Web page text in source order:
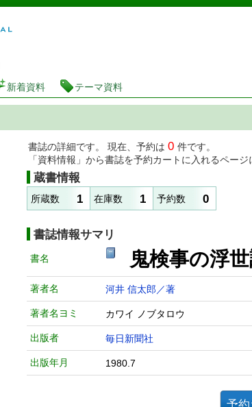
図書館 蔵書検索・予約システム
新着資料 テーマ資料
書誌の詳細です。 現在、予約は 0 件です。
「資料情報」から書誌を予約カートに入れるページ
蔵書情報
所蔵数 1 在庫数 1 予約数 0
書誌情報サマリ
書名 鬼検事の浮
著者名 河井 信太郎／著
著者名ヨミ カワイ ノブタロウ
出版者 毎日新聞社
出版年月 1980.7